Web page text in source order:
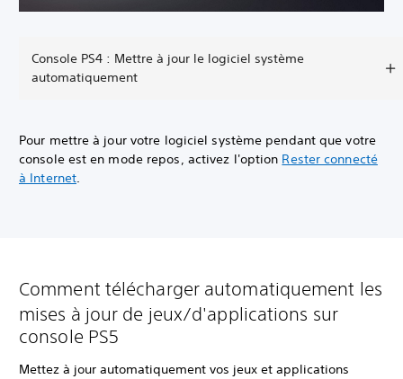
Console PS4 : Mettre à jour le logiciel système
automatiquement
Pour mettre à jour votre logiciel système pendant que votre
console est en mode repos, activez l'option Rester connecté
à Internet.
Comment télécharger automatiquement les
mises à jour de jeux/d'applications sur
console PS5
Mettez à jour automatiquement vos jeux et applications